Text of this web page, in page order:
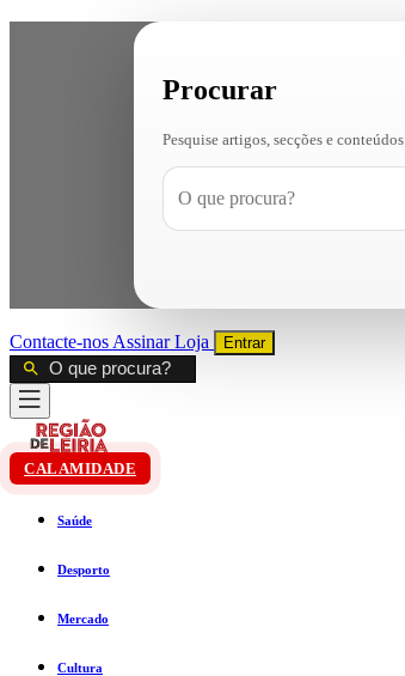
Procurar
Pesquise artigos, secções e conteúdos
Contacte-nos AssinarLoja Entrar
CALAMIDADE
Saúde
Desporto
Mercado
Cultura